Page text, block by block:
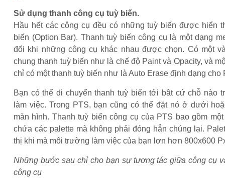
Sử dụng thanh công cụ tuỳ biến.
Hầu hết các công cụ đều có những tuỳ biến được hiển
biến (Option Bar). Thanh tuỳ biến công cụ là một dạng
đổi khi những công cụ khác nhau được chọn. Có một
chung thanh tuỳ biến như là chế độ Paint và Opacity, và
chỉ có một thanh tuỳ biến như là Auto Erase định dạng cho
Bạn có thể di chuyển thanh tuỳ biến tới bât cứ chỗ nào
làm việc. Trong PTS, bạn cũng có thể đặt nó ở dưới
màn hình. Thanh tuỳ biến công cụ của PTS bao gồm
chứa các palette mà không phải đóng hẳn chúng lại.
thị khi mà môi trường làm việc của bạn lơn hơn 800x600
Những bước sau chỉ cho bạn sự tương tác giữa công cụ
công cụ